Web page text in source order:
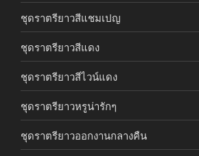
ชุดราตรียาวสีแชมเปญ
ชุดราตรียาวสีแดง
ชุดราตรียาวสีไวน์แดง
ชุดราตรียาวหรูน่ารักๆ
ชุดราตรียาวออกงานกลางคืน